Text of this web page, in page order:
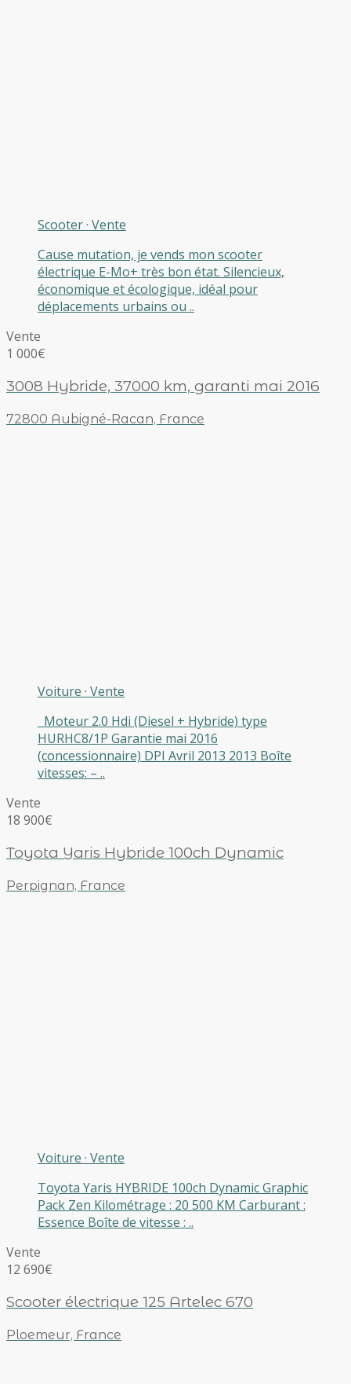
Scooter· Vente
Cause mutation, je vends mon scooter
électrique E-Mo+ très bon état. Silencieux,
économique et écologique, idéal pour
déplacements urbains ou ..
Vente
1 000€
3008 Hybride, 37000 km, garanti mai 2016
72800 Aubigné-Racan, France
Voiture · Vente
Moteur 2.0 Hdi (Diesel + Hybride) type
HURHC8/1P Garantie mai 2016
(concessionnaire) DPI Avril 2013 2013 Boîte
vitesses: – ..
Vente
18 900€
Toyota Yaris Hybride 100ch Dynamic
Perpignan, France
Voiture · Vente
Toyota Yaris HYBRIDE 100ch Dynamic Graphic
Pack Zen Kilométrage : 20 500 KM Carburant :
Essence Boîte de vitesse : ..
Vente
12 690€
Scooter électrique 125 Artelec 670
Ploemeur, France